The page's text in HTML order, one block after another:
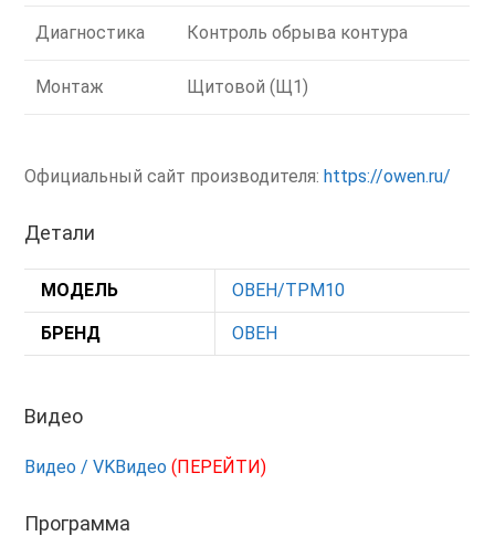
Диагностика Контроль обрыва контура
Монтаж Щитовой (Щ1)
Официальный сайт производителя:https://owen.ru/
Детали
МОДЕЛЬ ОВЕН/ТРМ10
БРЕНД ОВЕН
Видео
Видео / VKВидео(ПЕРЕЙТИ)
Программа